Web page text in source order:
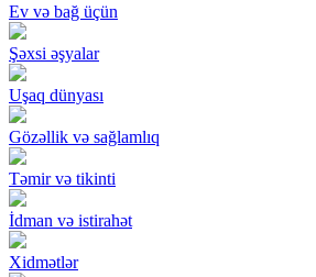
Ev və bağ üçün
Şəxsi əşyalar
Uşaq dünyası
Gözəllik və sağlamlıq
Təmir və tikinti
İdman və istirahət
Xidmətlər